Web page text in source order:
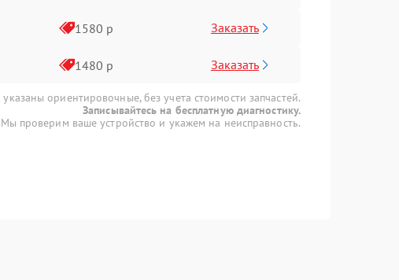
1580 р Заказать
1480 р Заказать
ориентировочные, без учета стоимости запчастей.
Записывайтесь на бесплатную диагностику.
Мы проверим ваше устройство и укажем на неисправность.